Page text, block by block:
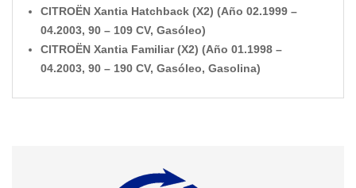
CITROËN Xantia Hatchback (X2) (Año 02.1999 –
04.2003, 90 – 109 CV, Gasóleo)
CITROËN Xantia Familiar (X2) (Año 01.1998 –
04.2003, 90 – 190 CV, Gasóleo, Gasolina)